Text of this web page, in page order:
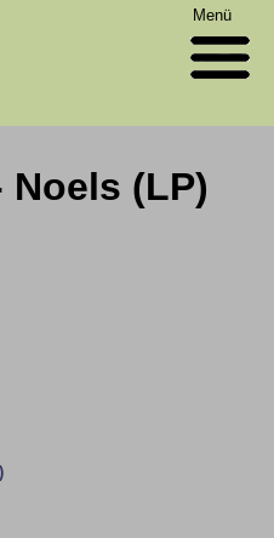
Menü
Noels (LP)